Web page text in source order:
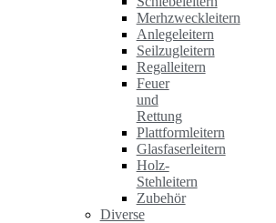
Merhzweckleitern
Anlegeleitern
Seilzugleitern
Regalleitern
Feuer
und
Rettung
Plattformleitern
Glasfaserleitern
Holz-
Stehleitern
Zubehör
Diverse